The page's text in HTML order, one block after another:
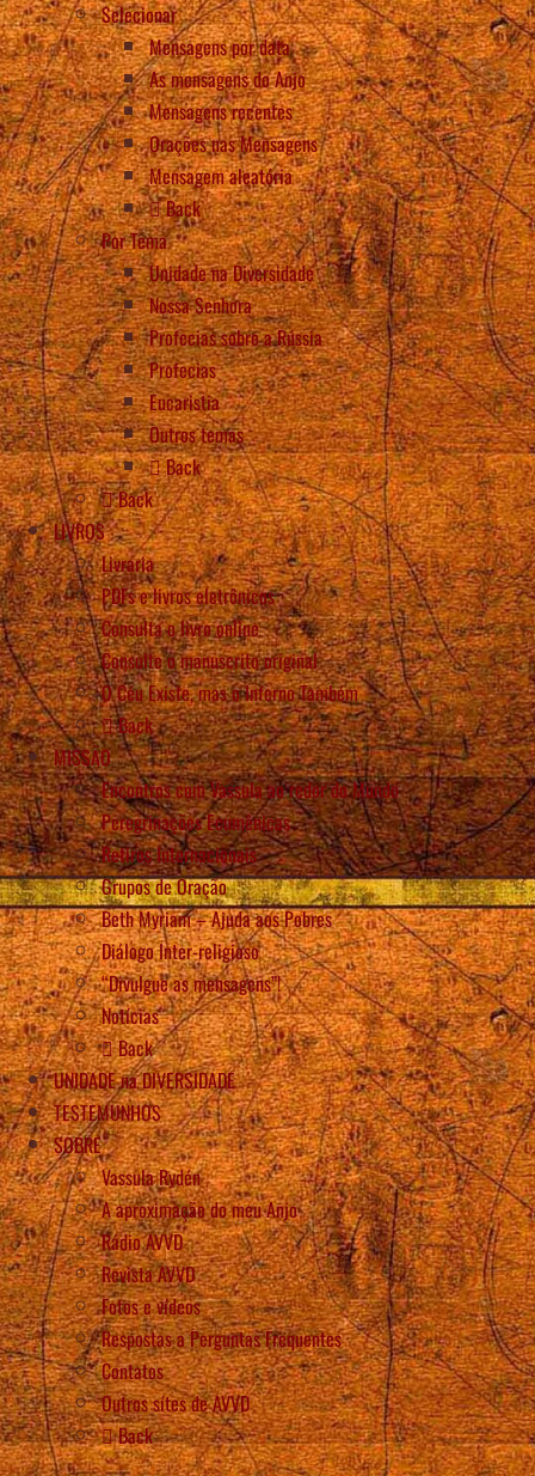
Selecionar
Mensagens por data
As mensagens do Anjo
Mensagens recentes
Orações nas Mensagens
Mensagem aleatória
Back
Por Tema
Unidade na Diversidade
Nossa Senhora
Profecias sobre a Rússia
Profecias
Eucaristia
Outros temas
Back
Back
LIVROS
Livraria
PDFs e livros eletrônicos
Consulta o livro online
Consulte o manuscrito original
O Céu Existe, mas o Inferno Também
Back
MISSÃO
Encontros com Vassula ao redor do Mundo
Peregrinações Ecumênicas
Retiros Internacionais
Grupos de Oração
Beth Myriam – Ajuda aos Pobres
Diálogo Inter-religioso
“Divulgue as mensagens”!
Notícias
Back
UNIDADE na DIVERSIDADE
TESTEMUNHOS
SOBRE
Vassula Rydén
A aproximação do meu Anjo
Rádio AVVD
Revista AVVD
Fotos e vídeos
Respostas a Perguntas Frequentes
Contatos
Outros sítes de AVVD
Back